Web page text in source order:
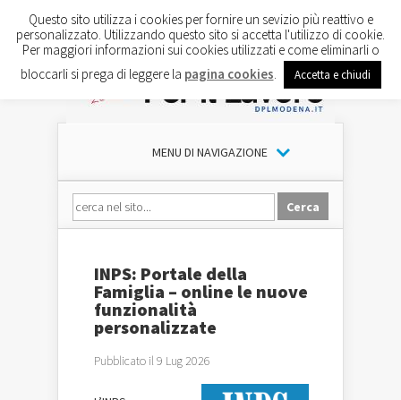
MENU DI NAVIGAZIONE
INPS: Portale della
Famiglia – online le nuove
funzionalità
personalizzate
Pubblicato il 9 Lug 2026
Questo sito utilizza i cookies per fornire un sevizio più reattivo e
personalizzato. Utilizzando questo sito si accetta l'utilizzo di cookie.
Per maggiori informazioni sui cookies utilizzati e come eliminarli o
bloccarli si prega di leggere la pagina cookies Accetta e chiudi